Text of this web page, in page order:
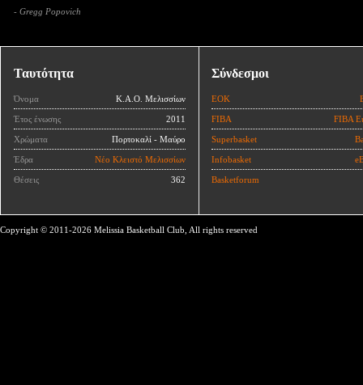
- Gregg Popovich
Ταυτότητα
Όνομα Κ.Α.Ο. Μελισσίων
Έτος ένωσης 2011
Χρώματα Πορτοκαλί - Μαύρο
Έδρα Νέο Κλειστό Μελισσίων
Θέσεις 362
Σύνδεσμοι
ΕΟΚ
FIBA FIBA
Superbasket
Infobasket
Basketforum
Copyright © 2011-2026 Melissia Basketball Club, All rights reserved